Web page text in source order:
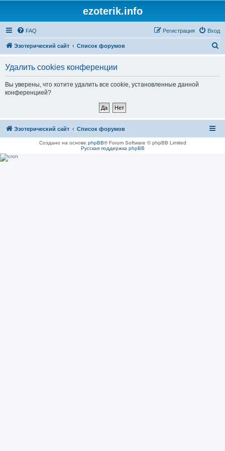
ezoterik.info
FAQ Вход
Регистрация
Эзотерический сайт Список форумов
Удалить cookies конференции
Вы уверены, что хотите удалить все cookie, установленные данной
конференцией?
Эзотерический сайт Список форумов
Создано на основе phpBB® Forum Software © phpBB Limited
Русская поддержка phpBB